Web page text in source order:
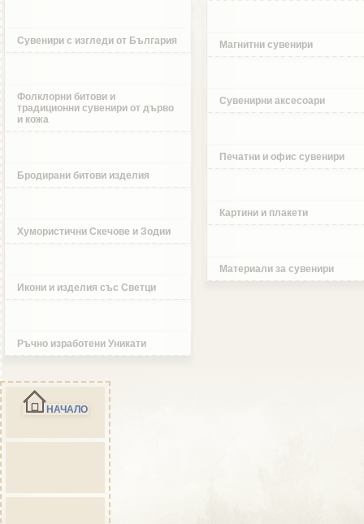
Сувенири с изгледи от България
Фолклорни битови и
традиционни сувенири от дърво
и кожа
Бродирани битови изделия
Хумористични Скечове и Зодии
Икони и изделия със Светци
Ръчно изработени Уникати
Магнитни сувенири
Сувенирни аксесоари
Печатни и офис сувенири
Картини и плакети
Материали за сувенири
НАЧАЛО